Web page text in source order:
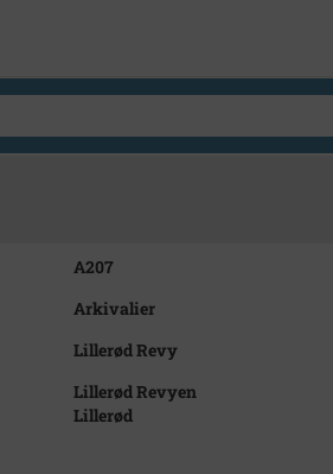
A207
Arkivalier
Lillerød Revy
Lillerød Revyen
Lillerød